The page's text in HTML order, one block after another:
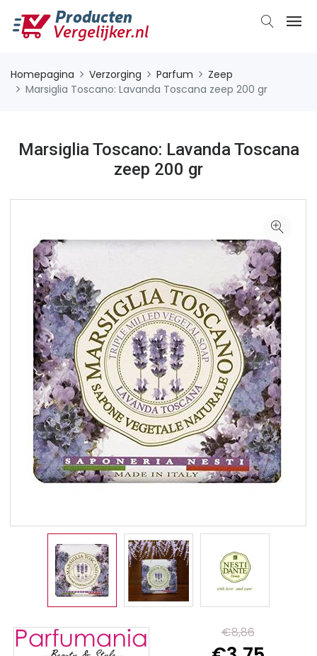
Homepagina Verzorging Parfum
Zeep
Marsiglia Toscano: Lavanda Toscana zeep 200 gr
Marsiglia Toscano: Lavanda Toscana
zeep 200 gr
€8,86